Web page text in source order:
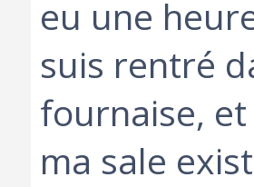
eu une
suis rentré
fournaise,
ma sale